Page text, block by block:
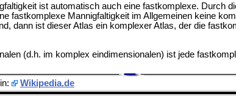
ist automatisch auch eine fastkomplexe. Durch
fastkomplexe Mannigfaltigkeit im Allgemeinen keine
dann ist dieser Atlas ein komplexer Atlas, der die
(d.h. im komplex eindimensionalen) ist jede
Wikipedia.de